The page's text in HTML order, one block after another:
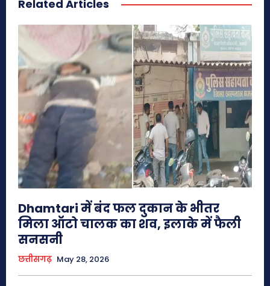
Related Articles
Dhamtari में बंद फल दुकान के भीतर
मिला ऑटो चालक का शव, इलाके में फैली
सनसनी
छत्तीसगढ़ May 28, 2026